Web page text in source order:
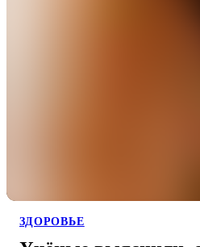
ЗДОРОВЬЕ